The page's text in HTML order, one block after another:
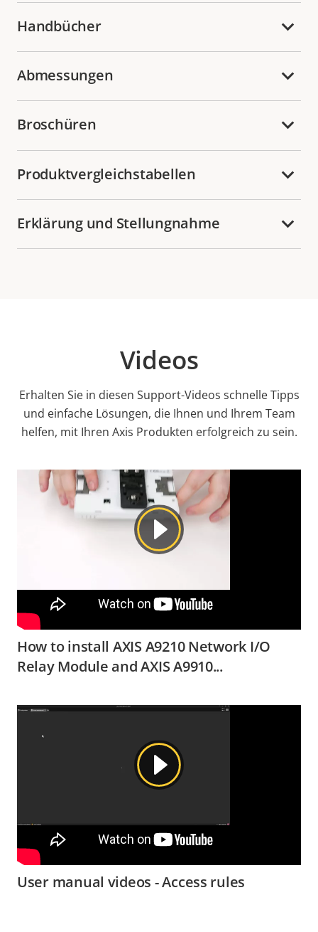
Handbücher
Abmessungen
Broschüren
Produktvergleichstabellen
Erklärung und Stellungnahme
Videos
Erhalten Sie in diesen Support-Videos schnelle Tipps
und einfache Lösungen, die Ihnen und Ihrem Team
helfen, mit Ihren Axis Produkten erfolgreich zu sein.
How to install AXIS A9210 Network I/O
Relay Module and AXIS A9910...
User manual videos - Access rules